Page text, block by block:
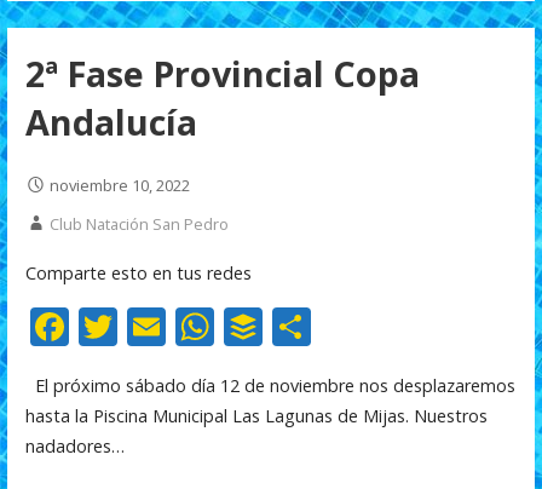
2ª Fase Provincial Copa
Andalucía
noviembre 10, 2022
Club Natación San Pedro
Comparte esto en tus redes
F
ac
e
b
T
w
itt
er
E
m
ai
W
at
B
f
er
C
o
m
El próximo sábado día 12 de noviembre nos desplazaremos
hasta la Piscina Municipal Las Lagunas de Mijas. Nuestros
nadadores…